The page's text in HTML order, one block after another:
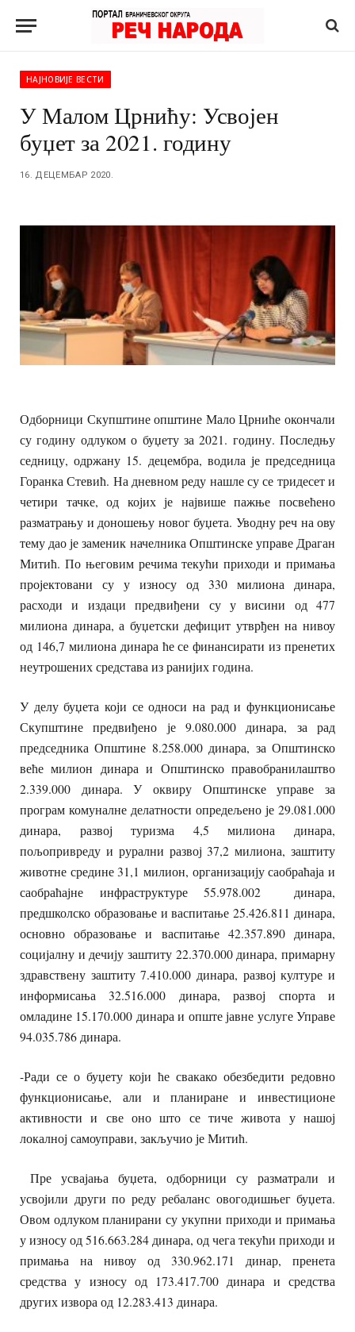
НАЈНОВИЈЕ ВЕСТИ
У Малом Црнићу: Усвојен
буџет за 2021. годину
16. ДЕЦЕМБАР 2020.
Одборници Скупштине општине Мало Црниће окончали
су годину одлуком о буџету за 2021. годину. Последњу
седницу, одржану 15. децембра, водила је председница
Горанка Стевић. На дневном реду нашле су се тридесет и
четири тачке, од којих је највише пажње посвећено
разматрању и доношењу новог буџета. Уводну реч на ову
тему дао је заменик начелника Општинске управе Драган
Митић. По његовим речима текући приходи и примања
пројектовани су у износу од 330 милиона динара,
расходи и издаци предвиђени су у висини од 477
милиона динара, а буџетски дефицит утврђен на нивоу
од 146,7 милиона динара ће се финансирати из пренетих
неутрошених средстава из ранијих година.
У делу буџета који се односи на рад и функционисање
Скупштине предвиђено је 9.080.000 динара, за рад
председника Општине 8.258.000 динара, за Општинско
веће милион динара и Општинско правобранилаштво
2.339.000 динара. У оквиру Општинске управе за
програм комуналне делатности опредељено је 29.081.000
динара, развој туризма 4,5 милиона динара,
пољопривреду и рурални развој 37,2 милиона, заштиту
животне средине 31,1 милион, организацију саобраћаја и
саобраћајне инфраструктуре 55.978.002 динара,
предшколско образовање и васпитање 25.426.811 динара,
основно образовање и васпитање 42.357.890 динара,
социјалну и дечију заштиту 22.370.000 динара, примарну
здравствену заштиту 7.410.000 динара, развој културе и
информисања 32.516.000 динара, развој спорта и
омладине 15.170.000 динара и опште јавне услуге Управе
94.035.786 динара.
-Ради се о буџету који ће свакако обезбедити редовно
функционисање, али и планиране и инвестиционе
активности и све оно што се тиче живота у нашој
локалној самоуправи, закључио је Митић.
Пре усвајања буџета, одборници су разматрали и
усвојили други по реду ребаланс овогодишњег буџета.
Овом одлуком планирани су укупни приходи и примања
у износу од 516.663.284 динара, од чега текући приходи и
примања на нивоу од 330.962.171 динар, пренета
средства у износу од 173.417.700 динара и средства
других извора од 12.283.413 динара.